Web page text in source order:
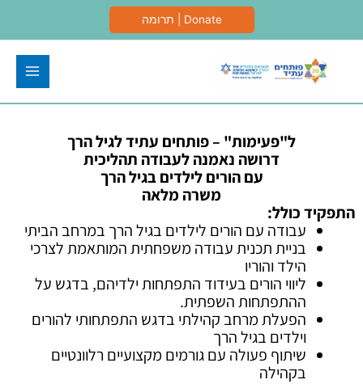
Donate | תרומה
ל"פעימות" – פותחים עתיד לגיל הרך
דרושה נאמנה לעבודה תהליכית
עם הורים לילדים בגיל הרך
משרה מלאה
התפקיד כולל:
עבודה עם הורים לילדים בגיל הרך במרחב הביתי
בניית תכנית עבודה משפחתית המותאמת לצרכי
הילד והוריו
ליווי הורים בעידוד התפתחות ילדיהם, בדגש על
ההתפתחות השפתית.
הפעלת מרחב קהילתי בדגש התפתחותי להורים
וילדים בגיל הרך
שיתוף פעולה עם גורמים מקצועיים רלוונטיים
בקהילה